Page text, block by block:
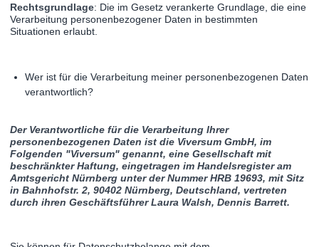
Rechtsgrundlage: Die im Gesetz verankerte Grundlage, die eine
Verarbeitung personenbezogener Daten in bestimmten
Situationen erlaubt.
Wer ist für die Verarbeitung meiner personenbezogenen Daten
verantwortlich?
Der Verantwortliche für die Verarbeitung Ihrer
personenbezogenen Daten ist die Viversum GmbH, im
Folgenden "Viversum" genannt, eine Gesellschaft mit
beschränkter Haftung, eingetragen im Handelsregister am
Amtsgericht Nürnberg unter der Nummer HRB 19693, mit Sitz
in Bahnhofstr. 2, 90402 Nürnberg, Deutschland, vertreten
durch ihren Geschäftsführer Laura Walsh, Dennis Barrett.